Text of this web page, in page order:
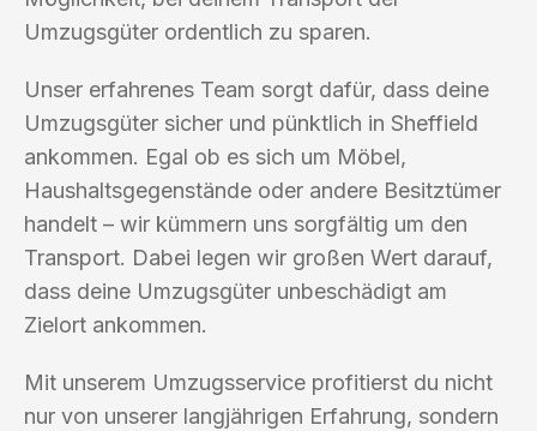
Umzugsgüter ordentlich zu sparen.
Unser erfahrenes Team sorgt dafür, dass deine
Umzugsgüter sicher und pünktlich in Sheffield
ankommen. Egal ob es sich um Möbel,
Haushaltsgegenstände oder andere Besitztümer
handelt – wir kümmern uns sorgfältig um den
Transport. Dabei legen wir großen Wert darauf,
dass deine Umzugsgüter unbeschädigt am
Zielort ankommen.
Mit unserem Umzugsservice profitierst du nicht
nur von unserer langjährigen Erfahrung, sondern